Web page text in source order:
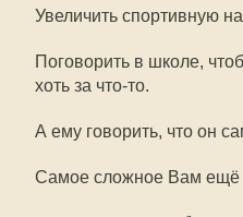
Увеличить спортивную
Поговорить в школе,
хоть за что-то.
А ему говорить, что он
Самое сложное Вам ещё